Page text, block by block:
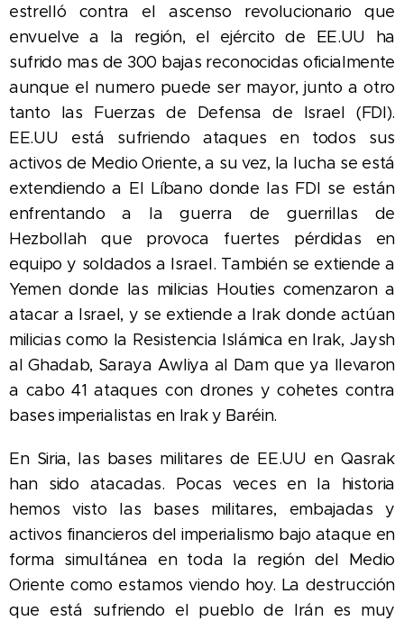
estrelló contra el ascenso revolucionario que
envuelve a la región, el ejército de EE.UU ha
sufrido mas de 300 bajas reconocidas oficialmente
aunque el numero puede ser mayor, junto a otro
tanto las Fuerzas de Defensa de Israel (FDI).
EE.UU está sufriendo ataques en todos sus
activos de Medio Oriente, a su vez, la lucha se está
extendiendo a El Líbano donde las FDI se están
enfrentando a la guerra de guerrillas de
Hezbollah que provoca fuertes pérdidas en
equipo y soldados a Israel. También se extiende a
Yemen donde las milicias Houties comenzaron a
atacar a Israel, y se extiende a Irak donde actúan
milicias como la Resistencia Islámica en Irak, Jaysh
al Ghadab, Saraya Awliya al Dam que ya llevaron
a cabo 41 ataques con drones y cohetes contra
bases imperialistas en Irak y Baréin.
En Siria, las bases militares de EE.UU en Qasrak
han sido atacadas. Pocas veces en la historia
hemos visto las bases militares, embajadas y
activos financieros del imperialismo bajo ataque en
forma simultánea en toda la región del Medio
Oriente como estamos viendo hoy. La destrucción
que está sufriendo el pueblo de Irán es muy